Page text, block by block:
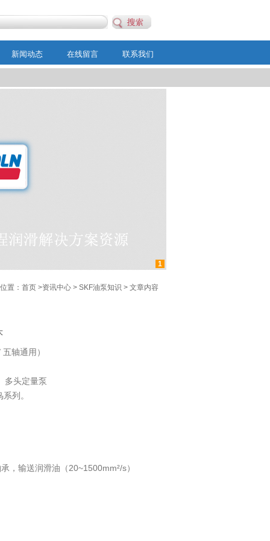
新闻动态 在线留言 联系我们
1
置： 首页 >资讯中心 > SKF油泵知识 > 文章内容
轴通用）
多头定量泵
列。
，输送润滑油（20~1500mm²/s）